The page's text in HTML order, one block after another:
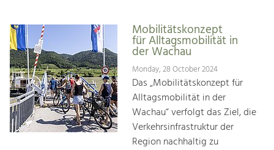
Mobilitätskonzept
für Alltagsmobilität in
der Wachau
Monday, 28 October 2024
Das „Mobilitätskonzept für
Alltagsmobilität in der
Wachau“ verfolgt das Ziel, die
Verkehrsinfrastruktur der
Region nachhaltig zu